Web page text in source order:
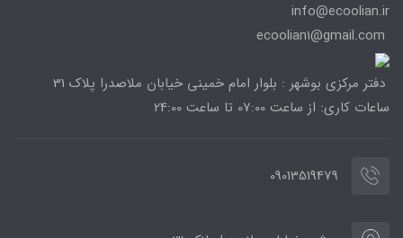
info@ecoolian.ir
دفتر مرکزی بوشهر : بلوار امام خمینی خیابان ملاصدرا پلاک 31
ساعات کاری: از ساعت 07:00 تا ساعت 24:00
09013519479